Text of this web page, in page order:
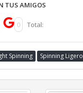
TUS AMIGOS
0 Total:
Spinning Spinning Ligero